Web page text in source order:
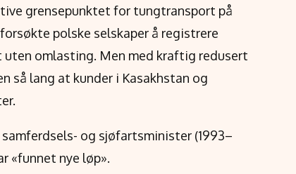
grensepunktet for tungtransport på
polske selskaper å registrere
omlasting. Men med kraftig redusert
så lang at kunder i Kasakhstan og
og sjøfartsminister (1993–
«funnet nye løp».